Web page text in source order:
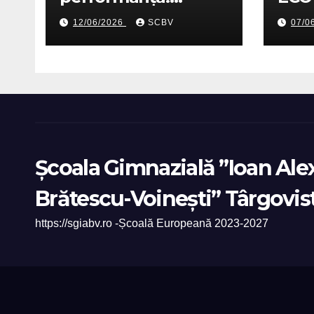
Festivitatea de
premiere an școlar
2025-2026
12/06/2026 SCBV 07/
Școala Gimnazială ”Ioan
Brătescu-Voinești”
https://sgiabv.ro -Școală Europeană 2023-2027